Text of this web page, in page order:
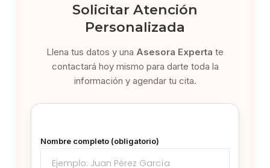
Solicitar Atención
Personalizada
Llena tus datos y una Asesora Experta te
contactará hoy mismo para darte toda la
información y agendar tu cita.
Nombre completo (obligatorio)